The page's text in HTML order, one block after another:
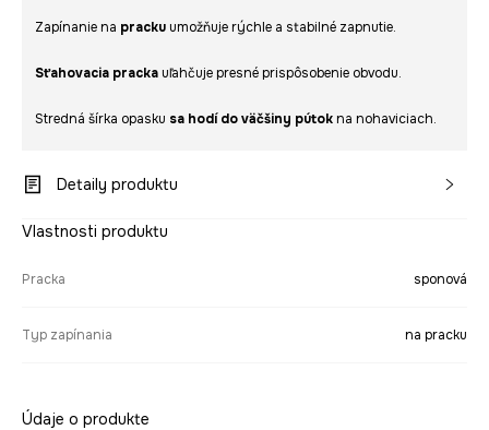
Zapínanie na pracku umožňuje rýchle a stabilné zapnutie.
Sťahovacia pracka uľahčuje presné prispôsobenie obvodu.
Stredná šírka opasku sa hodí do väčšiny pútok na nohaviciach.
Detaily produktu
Vlastnosti produktu
Pracka sponová
Typ zapínania na pracku
Údaje o produkte